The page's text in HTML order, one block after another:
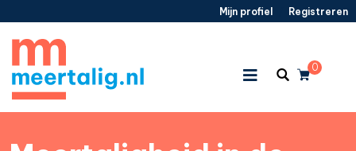
Mijn profiel Registreren
0